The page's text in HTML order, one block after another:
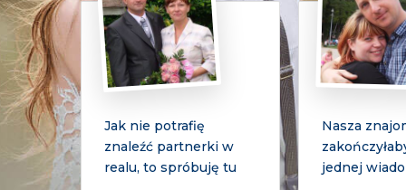
Jak nie potrafię
znaleźć partnerki w
realu, to spróbuję tu
Nasza
jednej